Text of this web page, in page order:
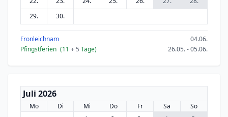
29.
30.
Fronleichnam
04.06.
Pfingstferien (11 + 5 Tage) 26.05. - 05.06.
Juli 2026
Mo Di Mi Do Fr Sa
So